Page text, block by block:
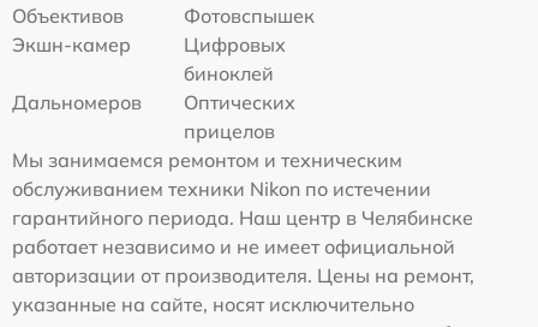
Объективов
Фотовспышек
Экшн-камер
Цифровых
биноклей
Дальномеров
Оптических
прицелов
Мы занимаемся ремонтом и техническим
обслуживанием техники Nikon по истечении
гарантийного периода. Наш центр в Челябинске
работает независимо и не имеет официальной
авторизации от производителя. Цены на ремонт,
указанные на сайте, носят исключительно